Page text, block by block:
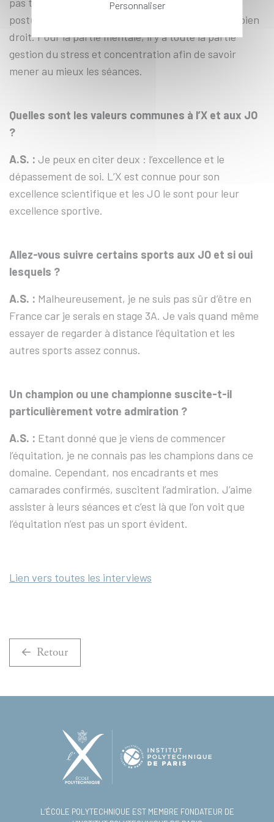
posture est aussi importante, il faut avoir un dos bien
droit. Pour la partie mentale, il y a toute la partie
gestion du stress et concentration afin de savoir
mener au mieux les séances.
Quelles sont les valeurs communes à l’X et aux JO
?
A.S. : Je peux en citer deux : l’excellence et le
dépassement de soi. L’X est connue pour son
excellence scientifique et les JO le sont pour leur
excellence sportive.
Allez-vous suivre certains sports aux JO et si oui
lesquels ?
A.S. : Malheureusement, je ne suis pas sûr d’être en
France car je serais en stage 3A. Je vais quand même
essayer de regarder à distance l’équitation et les
autres sports assez connus.
Un champion ou une championne suscite-t-il
particulièrement votre admiration ?
A.S. : Etant donné que je viens de commencer
l’équitation, je ne connais pas les champions dans ce
domaine. Cependant, nos encadrants et mes
camarades confirmés, suscitent l’admiration. J’aime
assister à leurs séances et c’est là que l’on voit que
l’équitation n’est pas un sport évident.
Lien vers toutes les interviews
Retour
L’ÉCOLE POLYTECHNIQUE EST MEMBRE FONDATEUR DE
Personnaliser